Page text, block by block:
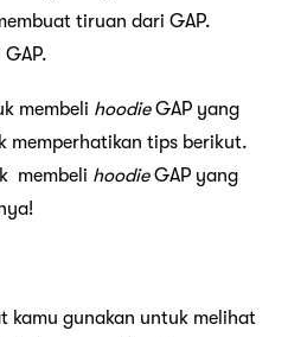
tiruan dari GAP.
membeli hoodieGAP yang
memperhatikan tips berikut.
membeli hoodieGAP yang
kamu gunakan untuk melihat